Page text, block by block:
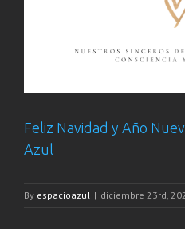
Feliz Navidad y Año
Azul
By espacioazul | diciembre 23rd,